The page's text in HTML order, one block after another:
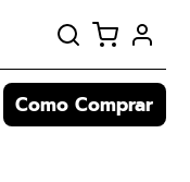
Como Comprar